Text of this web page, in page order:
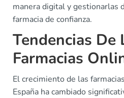
manera digital y gestionarlas
farmacia de confianza.
Tendencias De
Farmacias
El crecimiento de las
España ha cambiado